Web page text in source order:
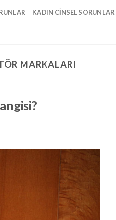
KADIN CINSEL SORUNLAR
MARKALARI